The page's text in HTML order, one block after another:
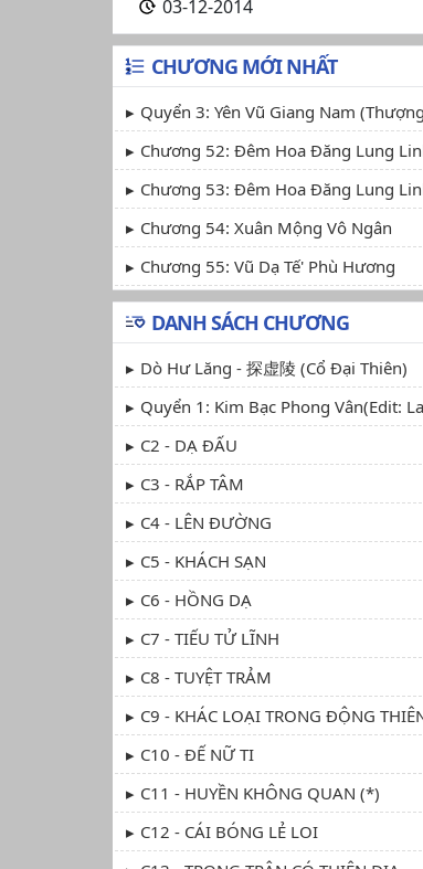
03-12-2014
CHƯƠNG MỚI NHẤT
Quyển 3: Yên Vũ Giang Nam
Chương 52: Đêm Hoa Đăng Lung
Chương 53: Đêm Hoa Đăng Lung
Chương 54: Xuân Mộng Vô Ngân
Chương 55: Vũ Dạ Tế' Phù Hương
DANH SÁCH CHƯƠNG
Dò Hư Lăng - 探虚陵 (cổ Đại Thiên)
Quyển 1: Kim Bạc Phong Vân(edit:
C2 - DẠ ĐẤU
C3 - RẮP TÂM
C4 - LÊN ĐƯỜNG
C5 - KHÁCH SẠN
C6 - HỒNG DẠ
C7 - TIẾU TỬ LĨNH
C8 - TUYỆT TRẢM
C9 - KHÁC LOẠI TRONG ĐỘNG
C10 - ĐẾ NỮ TI
C11 - HUYỀN KHÔNG QUAN (*)
C12 - CÁI BÓNG LẺ LOI